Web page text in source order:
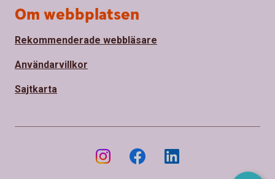
Om webbplatsen
Rekommenderade webbläsare
Användarvillkor
Sajtkarta